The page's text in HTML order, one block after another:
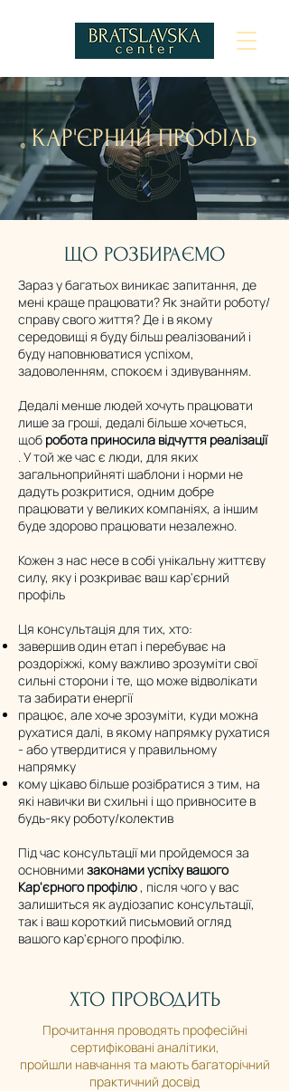
КАР'ЄРНИЙ ПРОФІЛЬ
ЩО РОЗБИРАЄМО
Зараз у багатьох виникає запитання, де
мені краще працювати? Як знайти роботу/
справу свого життя? Де і в якому
середовищі я буду більш реалізований і
буду наповнюватися успіхом,
задоволенням, спокоєм і здивуванням.
Дедалі менше людей хочуть працювати
лише за гроші, дедалі більше хочеться,
щоб робота приносила відчуття реалізації
. У той же час є люди, для яких
загальноприйняті шаблони і норми не
дадуть розкритися, одним добре
працювати у великих компаніях, а іншим
буде здорово працювати незалежно.
Кожен з нас несе в собі унікальну життєву
силу, яку і розкриває ваш кар'єрний
профіль
Ця консультація для тих, хто:
завершив один етап і перебуває на
роздоріжжі, кому важливо зрозуміти свої
сильні сторони і те, що може відволікати
та забирати енергії
працює, але хоче зрозуміти, куди можна
рухатися далі, в якому напрямку рухатися
- або утвердитися у правильному
напрямку
кому цікаво більше розібратися з тим, на
які навички ви схильні і що привносите в
будь-яку роботу/колектив
Під час консультації ми пройдемося за
основними законами успіху вашого
Кар'єрного профілю, після чого у вас
залишиться як аудіозапис консультації,
так і ваш короткий письмовий огляд
вашого кар'єрного профілю.
ХТО ПРОВОДИТЬ
Прочитання проводять професійні
сертифіковані аналітики,
пройшли навчання та мають багаторічний
практичний досвід